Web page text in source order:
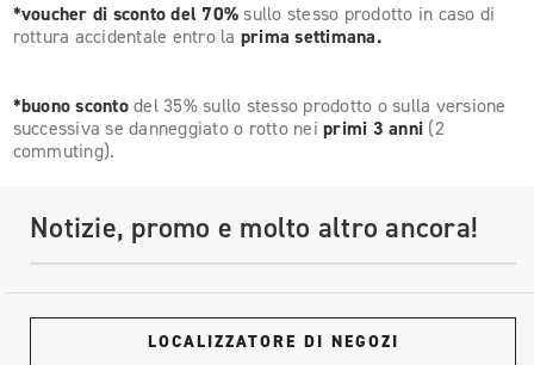
*voucher di sconto del 70% sullo stesso prodotto in caso di
rottura accidentale entro la prima settimana.
*buono scontodel 35% sullo stesso prodotto o sulla versione
successiva se danneggiato o rotto nei primi 3 anni (2
commuting).
Notizie, promo e molto altro ancora!
LOCALIZZATORE DI NEGOZI